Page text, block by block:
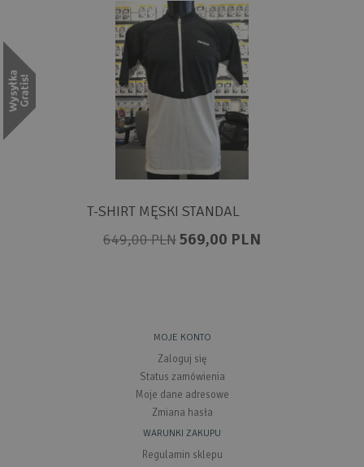
T-SHIRT MĘSKI STANDAL
649,00 PLN569,00 PLN
MOJE KONTO
Zaloguj się
Status zamówienia
Moje dane adresowe
Zmiana hasła
WARUNKI ZAKUPU
Regulamin sklepu